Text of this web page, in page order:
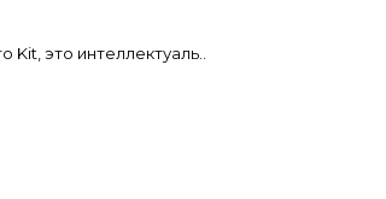
это интеллектуаль..